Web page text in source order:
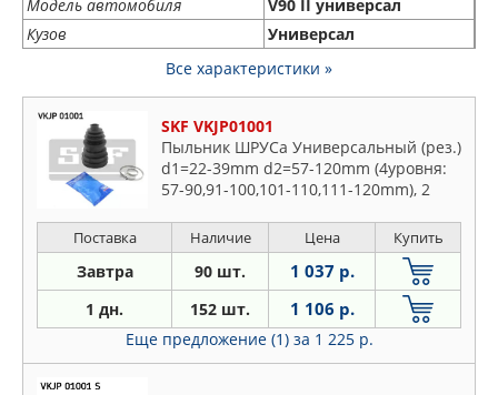
Модель автомобиля
V90 II универсал
Кузов
Универсал
Все характеристики »
SKF VKJP01001
Пыльник ШРУСа Универсальный (рез.)
d1=22-39mm d2=57-120mm (4уровня:
57-90,91-100,101-110,111-120mm), 2
Поставка Наличие Цена Купить
Завтра 90 шт. 1 037 р.
1 дн. 152 шт. 1 106 р.
Еще предложение (1) за 1 225 р.